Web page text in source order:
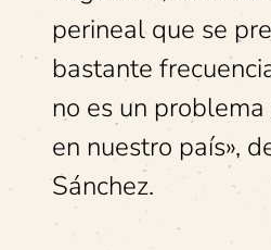
perineal que se
bastante
no es un
en nuestro país»,
Sánchez.